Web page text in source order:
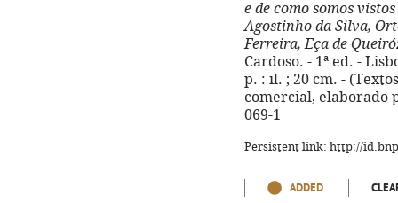
e de como somos
Agostinho da Silva,
Ferreira, Eça de
Cardoso. - 1ª ed. -
p. : il. ; 20 cm. -
comercial, elaborado
069-1
Persistent link: http://
ADDED